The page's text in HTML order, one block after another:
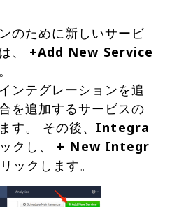
のために新しいサービ
、 +Add New Service
ンテグレーションを追
を追加するサービスの
す。 その後、 Integra
クし、 + New Integr